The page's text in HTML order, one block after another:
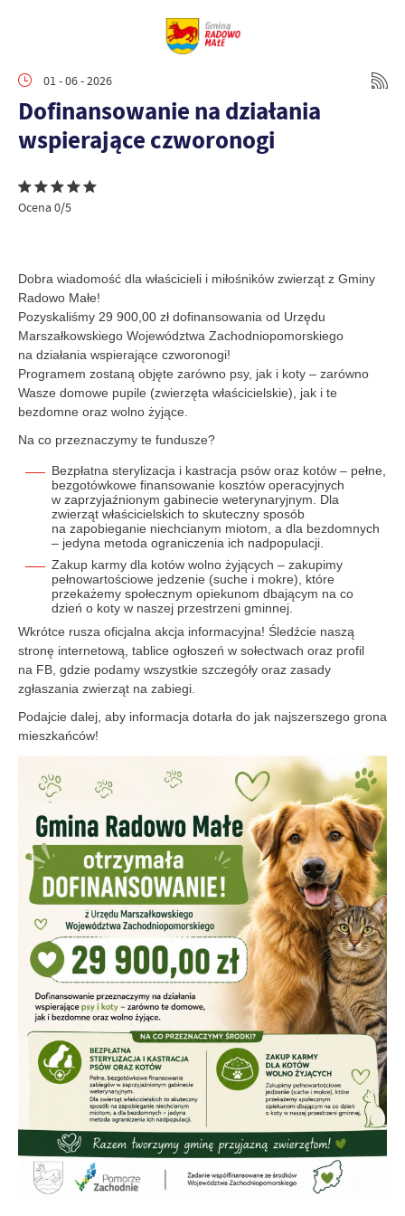
01 - 06 - 2026
Dofinansowanie na działania
wspierające czworonogi
Ocena 0/5
Dobra wiadomość dla właścicieli i miłośników zwierząt z Gminy
Radowo Małe!
Pozyskaliśmy 29 900,00 zł dofinansowania od Urzędu
Marszałkowskiego Województwa Zachodniopomorskiego
na działania wspierające czworonogi!
Programem zostaną objęte zarówno psy, jak i koty – zarówno
Wasze domowe pupile (zwierzęta właścicielskie), jak i te
bezdomne oraz wolno żyjące.
Na co przeznaczymy te fundusze?
Bezpłatna sterylizacja i kastracja psów oraz kotów – pełne,
bezgotówkowe finansowanie kosztów operacyjnych
w zaprzyjaźnionym gabinecie weterynaryjnym. Dla
zwierząt właścicielskich to skuteczny sposób
na zapobieganie niechcianym miotom, a dla bezdomnych
– jedyna metoda ograniczenia ich nadpopulacji.
Zakup karmy dla kotów wolno żyjących – zakupimy
pełnowartościowe jedzenie (suche i mokre), które
przekażemy społecznym opiekunom dbającym na co
dzień o koty w naszej przestrzeni gminnej.
Wkrótce rusza oficjalna akcja informacyjna! Śledźcie naszą
stronę internetową, tablice ogłoszeń w sołectwach oraz profil
na FB, gdzie podamy wszystkie szczegóły oraz zasady
zgłaszania zwierząt na zabiegi.
Podajcie dalej, aby informacja dotarła do jak najszerszego grona
mieszkańców!